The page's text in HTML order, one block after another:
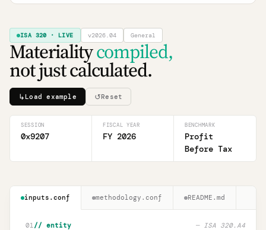
ISA 320 · LIVE v2026.04 General
Materialitycompiled,
not just calculated.
↳Load example ↺Reset
SESSION
0x9207
FISCAL YEAR
FY 2026
BENCHMARK
Profit
Before Tax
inputs.conf methodology.conf README.md
01// entity — ISA 320.A4